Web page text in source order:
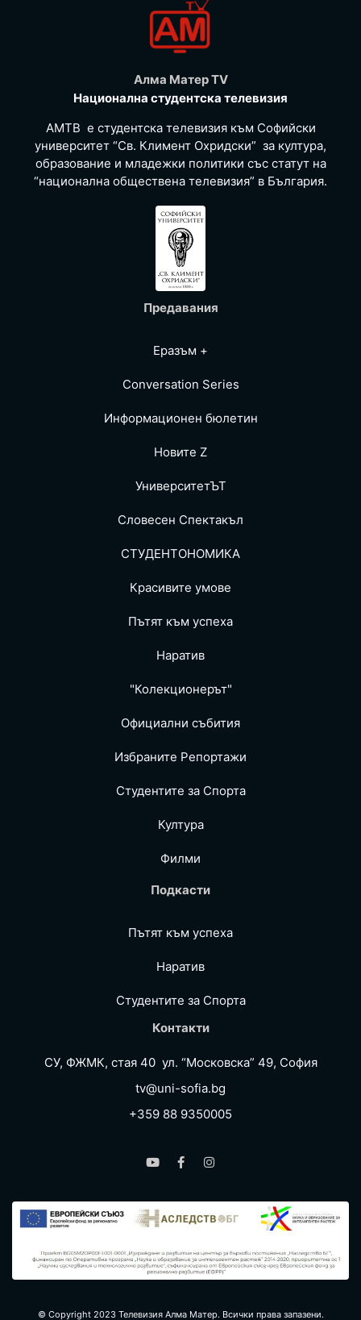
Алма Матер TV
Национална студентска телевизия
АМТВ е студентска телевизия към Софийски
университет “Св. Климент Охридски” за култура,
образование и младежки политики със статут на
“национална обществена телевизия” в България.
Предавания
Еразъм +
Conversation Series
Информационен бюлетин
Новите Z
УниверситетЪТ
Словесен Спектакъл
СТУДЕНТОНОМИКА
Красивите умове
Пътят към успеха
Наратив
"Колекционерът"
Официални събития
Избраните Репoртажи
Студентите за Спортa
Култура
Филми
Подкасти
Пътят към успеха
Наратив
Студентите за Спортa
Контакти
СУ, ФЖМК, стая 40 ул. “Московска” 49, София
tv@uni-sofia.bg
+359 88 9350005
© Copyright 2023 Телевизия Алма Матер. Всички права запазени.